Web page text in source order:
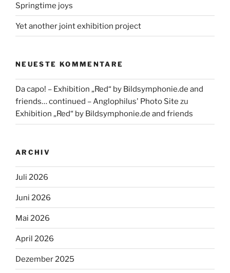
Springtime joys
Yet another joint exhibition project
NEUESTE KOMMENTARE
Da capo! – Exhibition „Red“ by Bildsymphonie.de and
friends… continued – Anglophilus' Photo Site zu
Exhibition „Red“ by Bildsymphonie.de and friends
ARCHIV
Juli 2026
Juni 2026
Mai 2026
April 2026
Dezember 2025